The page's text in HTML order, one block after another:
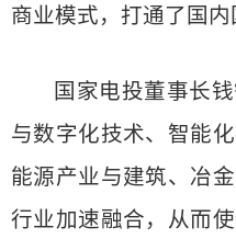
商业模式，打通了国内
国家电投董事长
与数字化技术、智能
能源产业与建筑、冶
行业加速融合，从而